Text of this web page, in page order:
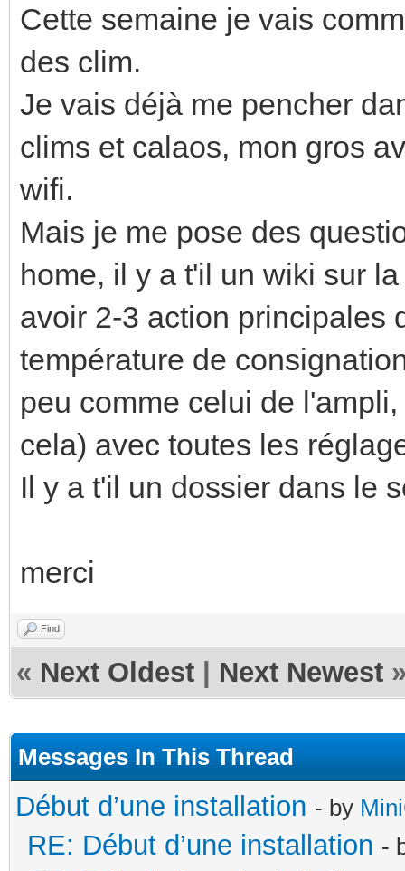
Cette semaine je vais
des clim.
Je vais déjà me pencher
clims et calaos, mon gros
wifi.
Mais je me pose des
home, il y a t'il un wiki sur
avoir 2-3 action principales
température de
peu comme celui de
cela) avec toutes les
Il y a t'il un dossier dans le
merci
Find
« Next Oldest Next Newest
Messages In This Thread
Début d’une installation - by
RE: Début d’une installation -